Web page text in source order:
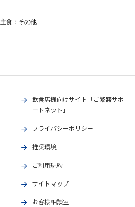
主食：その他
飲食店様向けサイト「ご繁盛サポ
ートネット」
プライバシーポリシー
推奨環境
ご利用規約
サイトマップ
お客様相談室